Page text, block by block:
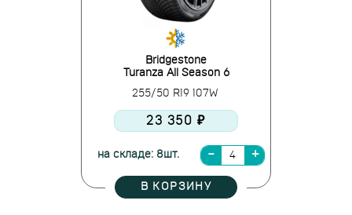
Bridgestone
Turanza All Season 6
255/50 R19 107W
23 350 ₽
на складе: 8шт.
В КОРЗИНУ